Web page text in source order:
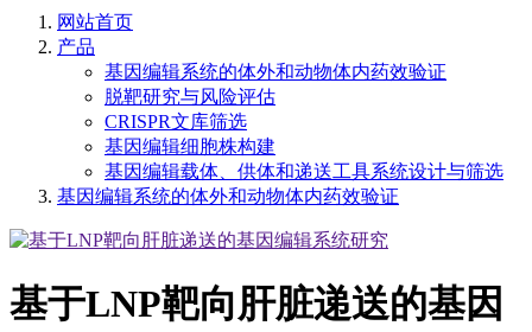
网站首页
产品
基因编辑系统的体外和动物体内药效验证
脱靶研究与风险评估
CRISPR文库筛选
基因编辑细胞株构建
基因编辑载体、供体和递送工具系统设计与筛选
基因编辑系统的体外和动物体内药效验证
基于LNP靶向肝脏递送的基因